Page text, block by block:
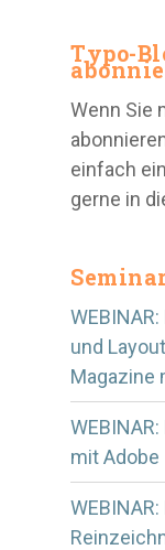
Typo-
Wenn Sie
einfach
gerne in
und
Magazine
mit